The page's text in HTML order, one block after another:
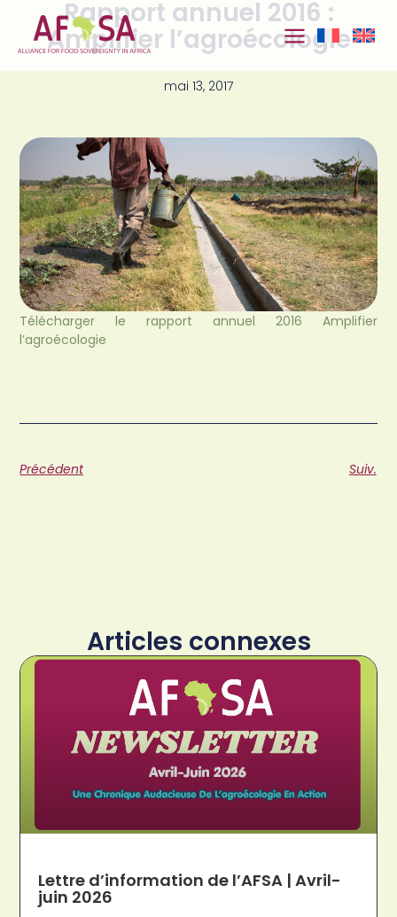
contenu Rapport annuel 2016 :
Amplifier l’agroécologie
mai 13, 2017
Télécharger le rapport annuel 2016 Amplifier
l’agroécologie
Précédent Suiv.
Articles connexes
Lettre d’information de l’AFSA | Avril-
juin 2026